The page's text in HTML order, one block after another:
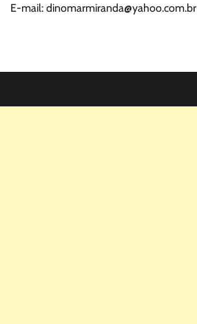
E-mail: dinomarmiranda@yahoo.com.br